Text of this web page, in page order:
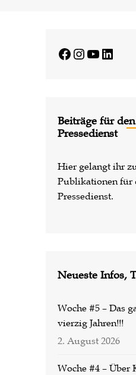
Facebook
Instagram
YouTube
Beiträge für
Pressedienst
Hier gelangt ihr
Publikationen für
Pressedienst.
Neueste Infos,
Woche #5 – Das
vierzig Jahren!!!
2. August 2026
Woche #4 –